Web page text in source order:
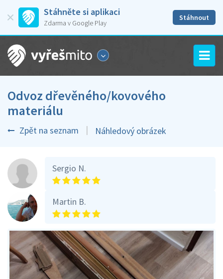
Stáhněte si aplikaci
Zdarma v Google Play
Stáhnout
Odvoz dřevěného/kovového
materiálu
Zpět na seznam Náhledový obrázek
Sergio N.
Martin B.